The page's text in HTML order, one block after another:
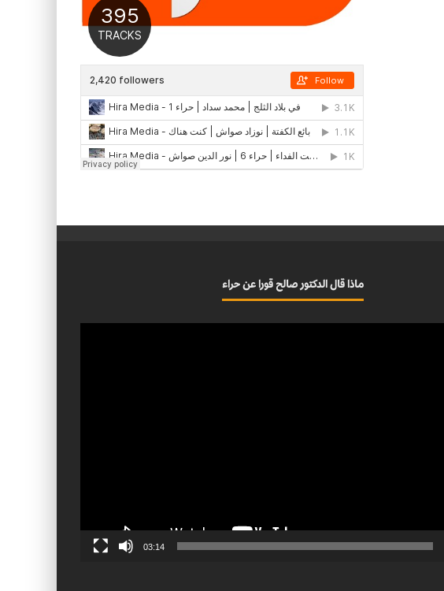
ماذا قال الدكتور صالح قورا عن حراء
03:14